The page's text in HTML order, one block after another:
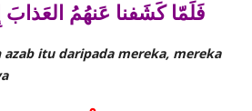
فَلَمّا كَشَفنا عَنهُمُ العَذابَ
azab itu daripada mereka, mereka